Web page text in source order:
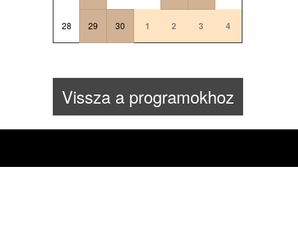
28 29 30 1 2 3 4
Vissza a programokhoz